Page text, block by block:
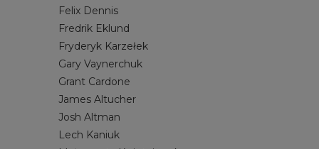
Felix Dennis
Fredrik Eklund
Fryderyk Karzełek
Gary Vaynerchuk
Grant Cardone
James Altucher
Josh Altman
Lech Kaniuk